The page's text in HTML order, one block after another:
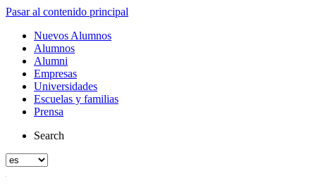
Pasar al contenido principal
Nuevos Alumnos
Alumnos
Alumni
Empresas
Universidades
Escuelas y familias
Prensa
Search